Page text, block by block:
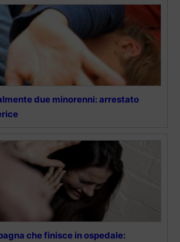
due minorenni: arrestato
che finisce in ospedale: